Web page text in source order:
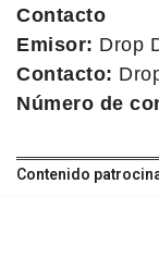
Contacto
Emisor: Drop
Contacto:
Número de
Contenido